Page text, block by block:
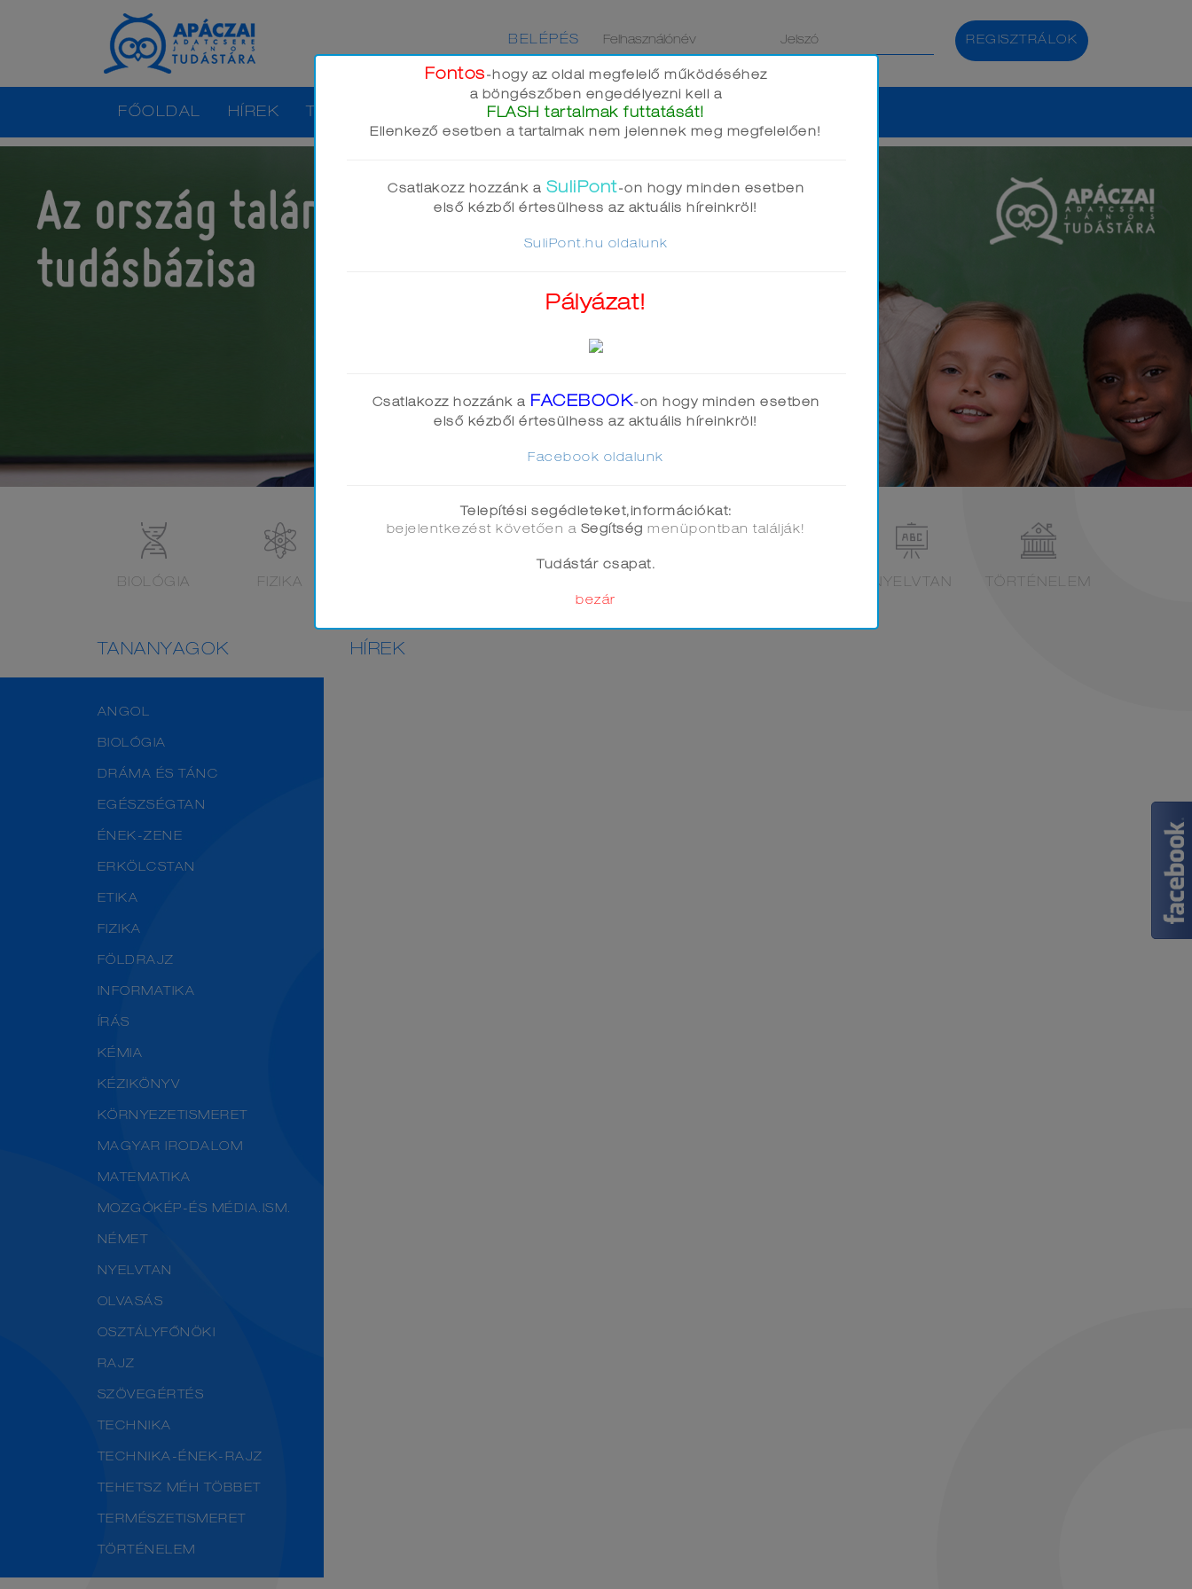
BELÉPÉS REGISZTRÁLOK
FŐOLDAL HÍREK TANANYAGOK FÓRUM BLOG GY.I.K.
BIOLÓGIA FIZIKA NYELVTAN TÖRTÉNELEM
TANANYAGOK
ANGOL
BIOLÓGIA
DRÁMA ÉS TÁNC
EGÉSZSÉGTAN
ÉNEK-ZENE
ERKÖLCSTAN
ETIKA
FIZIKA
FÖLDRAJZ
INFORMATIKA
ÍRÁS
KÉMIA
KÉZIKÖNYV
KÖRNYEZETISMERET
MAGYAR IRODALOM
MATEMATIKA
MOZGÓKÉP-ÉS MÉDIA.ISM.
NÉMET
NYELVTAN
OLVASÁS
OSZTÁLYFŐNÖKI
RAJZ
SZÖVEGÉRTÉS
TECHNIKA
TECHNIKA-ÉNEK-RAJZ
TEHETSZ MÉH TÖBBET
TERMÉSZETISMERET
TÖRTÉNELEM
HÍREK
Fontos -hogy az oldal megfelelő működéséhez
a böngészőben engedélyezni kell a
FLASH tartalmak futtatását!
Ellenkező esetben a tartalmak nem jelennek meg megfelelően!
Csatlakozz hozzánk a SuliPont-on hogy minden esetben
első kézből értesülhess az aktuális híreinkröl!
SuliPont.hu oldalunk
Pályázat!
Csatlakozz hozzánk a FACEBOOK-on hogy minden esetben
első kézből értesülhess az aktuális híreinkröl!
Facebook oldalunk
Telepítési segédleteket,információkat:
bejelentkezést követően a Segítség menüpontban találják!
Tudástár csapat.
bezár